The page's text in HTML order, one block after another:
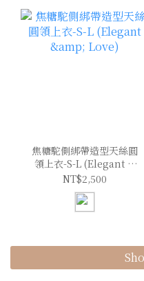
焦糖駝側綁帶造型天絲圓
領上衣-S-L (Elegant &
Love)
NT$2,500